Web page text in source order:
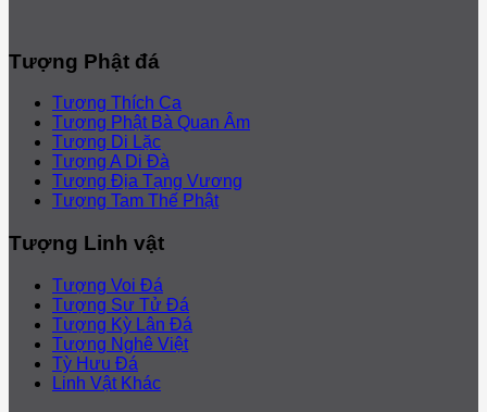
Tượng Phật đá
Tượng Thích Ca
Tượng Phật Bà Quan Âm
Tượng Di Lặc
Tượng A Di Đà
Tượng Địa Tạng Vương
Tượng Tam Thế Phật
Tượng Linh vật
Tượng Voi Đá
Tượng Sư Tử Đá
Tượng Kỳ Lân Đá
Tượng Nghê Việt
Tỳ Hưu Đá
Linh Vật Khác